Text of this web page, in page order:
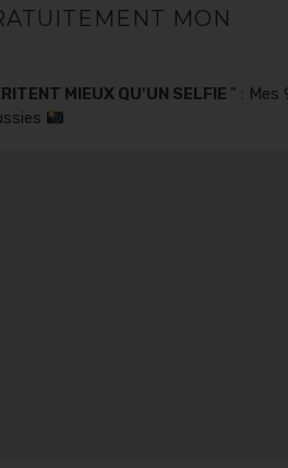
MON
MIEUX QU'UN SELFIE " : Mes